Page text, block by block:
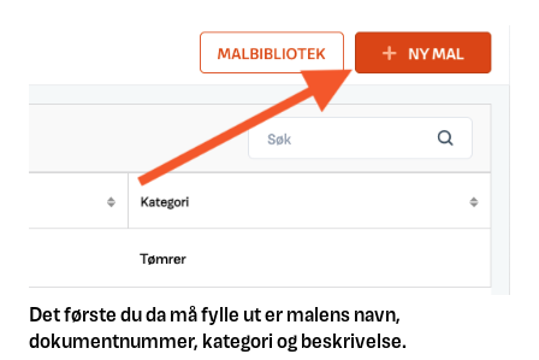
Det første du da må fylle ut er malens navn,
dokumentnummer, kategori og beskrivelse.